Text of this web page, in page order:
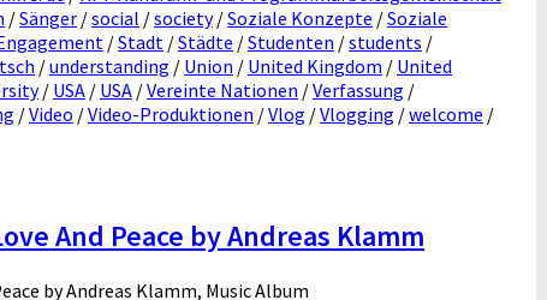
/Sänger /social /society/Soziale Konzepte /Soziale
/Stadt /Städte /Studenten /students /
/understanding / Union / United Kingdom / United
/ USA / USA /Vereinte Nationen /Verfassung /
/Video /Video-Produktionen /Vlog /Vlogging /welcome /
And Peace by Andreas Klamm
by Andreas Klamm, Music Album